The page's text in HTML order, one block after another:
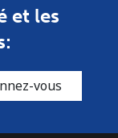
et les
vous